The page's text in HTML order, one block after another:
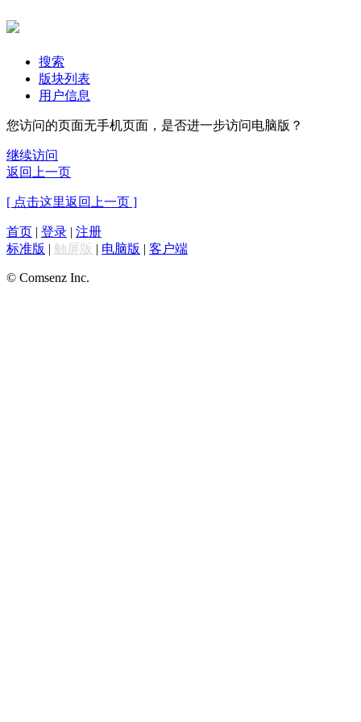
搜索
版块列表
用户信息
您访问的页面无手机页面，是否进一步访问电脑版？
继续访问
返回上一页
[ 点击这里返回上一页 ]
首页 | 登录 | 注册
标准版 | 触屏版 | 电脑版 | 客户端
© Comsenz Inc.